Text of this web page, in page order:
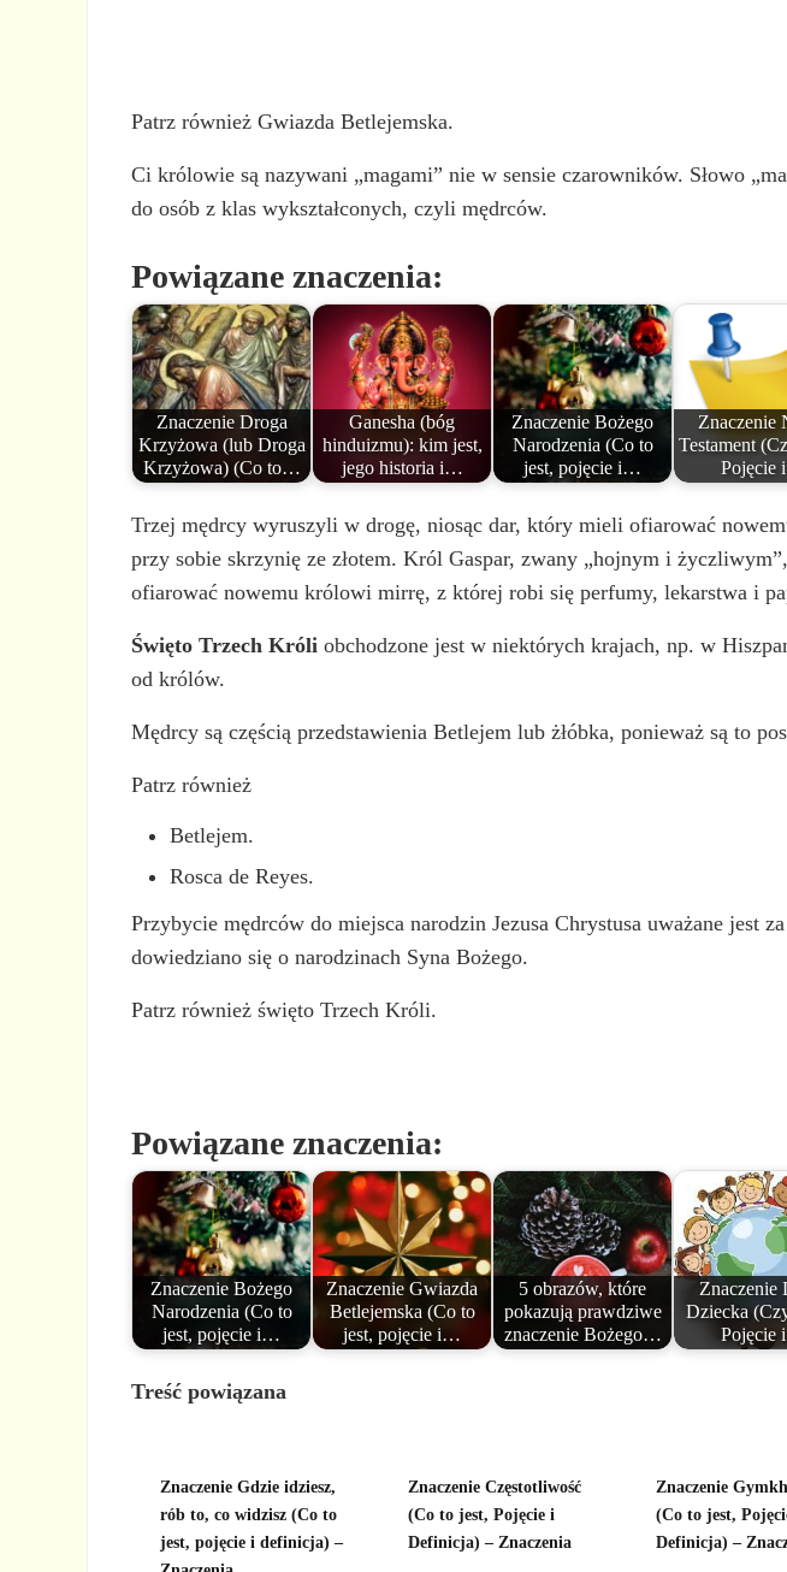
Patrz również Gwiazda Betlejemska.
Ci królowie są nazywani „magami” nie w sensie czarowników. Słowo
do osób z klas wykształconych, czyli mędrców.
Powiązane znaczenia:
Znaczenie Droga
Krzyżowa (lub Droga
Krzyżowa) (Co to…
Ganesha (bóg
hinduizmu): kim jest,
jego historia i…
Znaczenie Bożego
Narodzenia (Co to
jest, pojęcie i…
Znaczenie
Testament
Trzej mędrcy wyruszyli w drogę, niosąc dar, który mieli ofiarować
przy sobie skrzynię ze złotem. Król Gaspar, zwany „hojnym i
ofiarować nowemu królowi mirrę, z której robi się perfumy, lekarstwa i
Święto Trzech Króli obchodzone jest w niektórych krajach, np. w
od królów.
Mędrcy są częścią przedstawienia Betlejem lub żłóbka, ponieważ są to
Patrz również
Betlejem.
Rosca de Reyes.
Przybycie mędrców do miejsca narodzin Jezusa Chrystusa uważane jest
dowiedziano się o narodzinach Syna Bożego.
Patrz również święto Trzech Króli.
Powiązane znaczenia:
Znaczenie Bożego
Narodzenia (Co to
jest, pojęcie i…
Znaczenie Gwiazda
Betlejemska (Co to
jest, pojęcie i…
5 obrazów, które
pokazują prawdziwe
znaczenie Bożego…
Znaczenie
Dziecka
Treść powiązana
Znaczenie Gdzie idziesz,
rób to, co widzisz (Co to
jest, pojęcie i definicja) –
Znaczenie Częstotliwość
(Co to jest, Pojęcie i
Definicja) – Znaczenia
Znaczenie
(Co to jest,
Definicja) –